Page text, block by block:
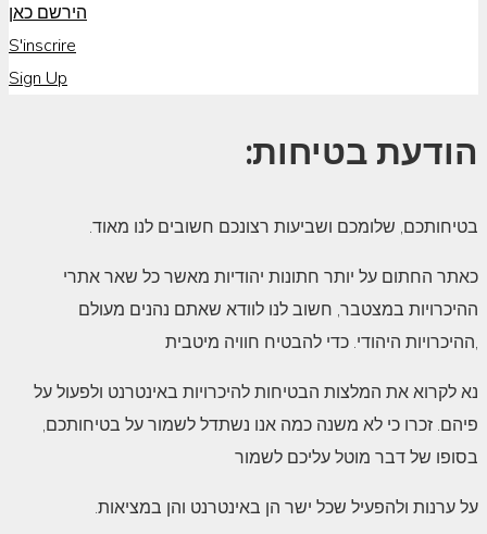
הירשם כאן
S'inscrire
Sign Up
:הודעת בטיחות
.בטיחותכם, שלומכם ושביעות רצונכם חשובים לנו מאוד
כאתר החתום על יותר חתונות יהודיות מאשר כל שאר אתרי
ההיכרויות במצטבר, חשוב לנו לוודא שאתם נהנים מעולם
ההיכרויות היהודי. כדי להבטיח חוויה מיטבית,
נא לקרוא את המלצות הבטיחות להיכרויות באינטרנט ולפעול על
פיהם. זכרו כי לא משנה כמה אנו נשתדל לשמור על בטיחותכם,
בסופו של דבר מוטל עליכם לשמור
.על ערנות ולהפעיל שכל ישר הן באינטרנט והן במציאות